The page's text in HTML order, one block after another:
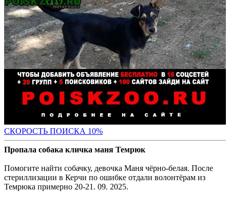
СКОРОСТЬ ПОИСКА 10%
Пропала собака кличка маня Темрюк
Помогите найти собачку, девочка Маня чёрно-белая. После
стериллизации в Керчи по ошибке отдали волонтёрам из
Темрюка примерно 20-21. 09. 2025.